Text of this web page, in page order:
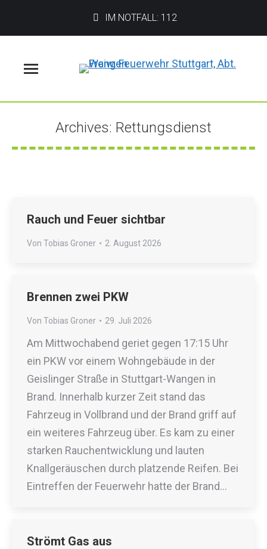
IM NOTFALL: 112
Archives: Rettungsdienst
Sie befinden sich hier:
Rauch und Feuer sichtbar
Von Tobias Groner 2. August 2026
Brennen zwei PKW
Von Tobias Groner 29. Juli 2026
Am Mittwochabend geriet gegen 17:15 Uhr
ein PKW vor einem Wohngebäude in der
Geislinger Straße in Stuttgart-Wangen in
Brand. Innerhalb kurzer Zeit stand das
Fahrzeug in Vollbrand und der Brand griff auf
ein weiteres Fahrzeug über. Es kam zu einer
starken Rauchentwicklung und lauten
Knallgeräuschen durch platzende Reifen. Bei
Eintreffen der Feuerwehr hatte der Brand…
Strömt Gas aus